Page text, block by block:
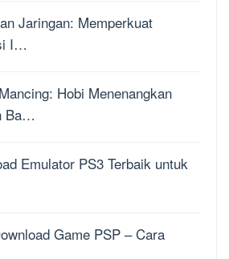
Jaringan: Memperkuat
I…
Hobi Menenangkan
Ba…
Emulator PS3 Terbaik untuk
Game PSP – Cara